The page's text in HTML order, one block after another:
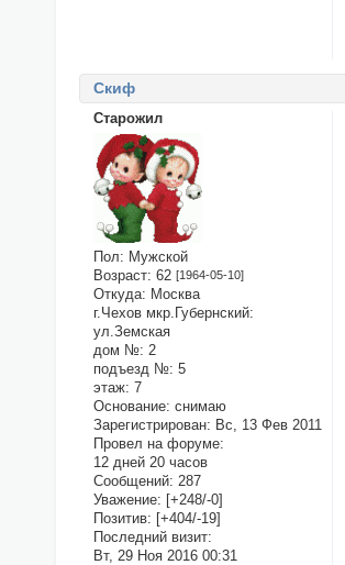
Cкиф
Старожил
Пол: Мужской
Возраст: 62 [1964-05-10]
Откуда: Москва
г.Чехов мкр.Губернский:
ул.Земская
дом №: 2
подъезд №: 5
этаж: 7
Основание: снимаю
Зарегистрирован: Вс, 13 Фев 2011
Провел на форуме:
12 дней 20 часов
Сообщений: 287
Уважение: [+248/-0]
Позитив: [+404/-19]
Последний визит:
Вт, 29 Ноя 2016 00:31